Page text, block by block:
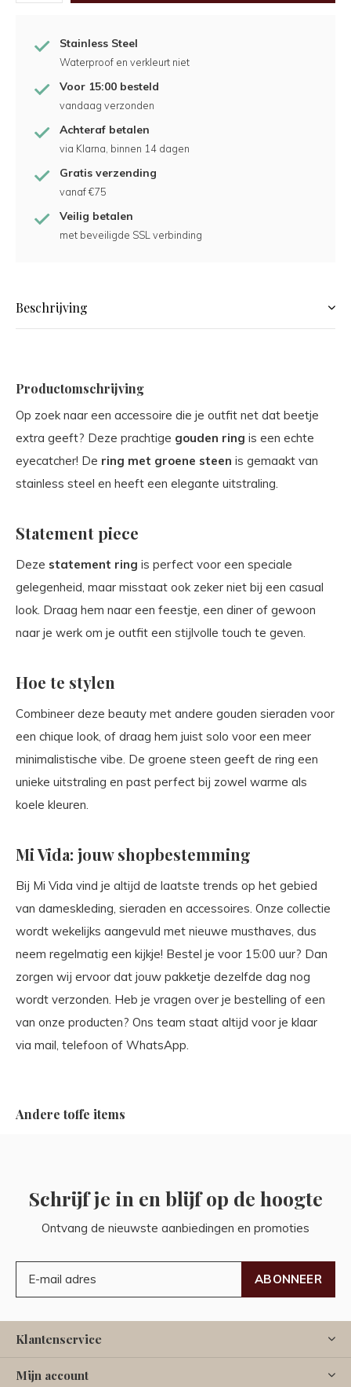
Stainless Steel
Waterproof en verkleurt niet
Voor 15:00 besteld
vandaag verzonden
Achteraf betalen
via Klarna, binnen 14 dagen
Gratis verzending
vanaf €75
Veilig betalen
met beveiligde SSL verbinding
Beschrijving
Productomschrijving
Op zoek naar een accessoire die je outfit net dat beetje
extra geeft? Deze prachtige gouden ring is een echte
eyecatcher! De ring met groene steen is gemaakt van
stainless steel en heeft een elegante uitstraling.
Statement piece
Deze statement ring is perfect voor een speciale
gelegenheid, maar misstaat ook zeker niet bij een casual
look. Draag hem naar een feestje, een diner of gewoon
naar je werk om je outfit een stijlvolle touch te geven.
Hoe te stylen
Combineer deze beauty met andere gouden sieraden voor
een chique look, of draag hem juist solo voor een meer
minimalistische vibe. De groene steen geeft de ring een
unieke uitstraling en past perfect bij zowel warme als
koele kleuren.
Mi Vida: jouw shopbestemming
Bij Mi Vida vind je altijd de laatste trends op het gebied
van dameskleding, sieraden en accessoires. Onze collectie
wordt wekelijks aangevuld met nieuwe musthaves, dus
neem regelmatig een kijkje! Bestel je voor 15:00 uur? Dan
zorgen wij ervoor dat jouw pakketje dezelfde dag nog
wordt verzonden. Heb je vragen over je bestelling of een
van onze producten? Ons team staat altijd voor je klaar
via mail, telefoon of WhatsApp.
Andere toffe items
Schrijf je in en blijf op de hoogte
Ontvang de nieuwste aanbiedingen en promoties
ABONNEER
Klantenservice
Mijn account